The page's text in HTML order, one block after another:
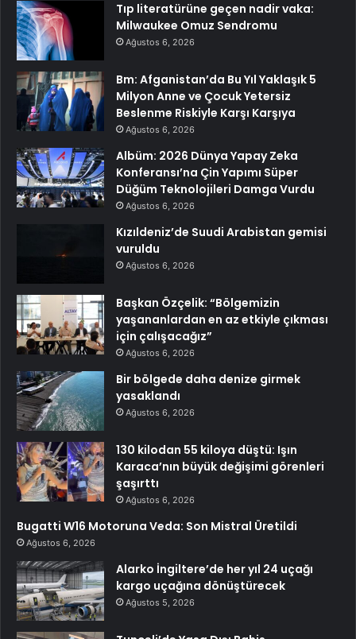
Tıp literatürüne geçen nadir vaka:
Milwaukee Omuz Sendromu
Ağustos 6, 2026
Bm: Afganistan’da Bu Yıl Yaklaşık 5
Milyon Anne ve Çocuk Yetersiz
Beslenme Riskiyle Karşı Karşıya
Ağustos 6, 2026
Albüm: 2026 Dünya Yapay Zeka
Konferansı’na Çin Yapımı Süper
Düğüm Teknolojileri Damga Vurdu
Ağustos 6, 2026
Kızıldeniz’de Suudi Arabistan gemisi
vuruldu
Ağustos 6, 2026
Başkan Özçelik: “Bölgemizin
yaşananlardan en az etkiyle çıkması
için çalışacağız”
Ağustos 6, 2026
Bir bölgede daha denize girmek
yasaklandı
Ağustos 6, 2026
130 kilodan 55 kiloya düştü: Işın
Karaca’nın büyük değişimi görenleri
şaşırttı
Ağustos 6, 2026
Bugatti W16 Motoruna Veda: Son Mistral Üretildi
Ağustos 6, 2026
Alarko İngiltere’de her yıl 24 uçağı
kargo uçağına dönüştürecek
Ağustos 5, 2026